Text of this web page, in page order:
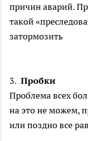
причин аварий.
такой
затормозить
3. Пробки
Проблема всех
на это не можем,
или поздно все